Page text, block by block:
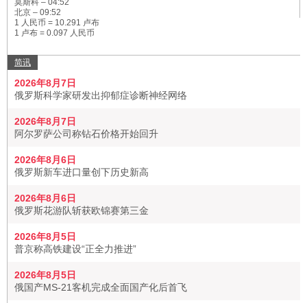
莫斯科 – 04:52
北京 – 09:52
1 人民币 = 10.291 卢布
1 卢布 = 0.097 人民币
简讯
2026年8月7日
俄罗斯科学家研发出抑郁症诊断神经网络
2026年8月7日
阿尔罗萨公司称钻石价格开始回升
2026年8月6日
俄罗斯新车进口量创下历史新高
2026年8月6日
俄罗斯花游队斩获欧锦赛第三金
2026年8月5日
普京称高铁建设“正全力推进”
2026年8月5日
俄国产MS-21客机完成全面国产化后首飞